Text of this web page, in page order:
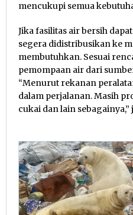
mencukupi semua
Jika fasilitas air bersih
segera didistribusikan ke
membutuhkan. Sesuai
pemompaan air dari
“Menurut rekanan
dalam perjalanan. Masih
cukai dan lain sebagainya,”